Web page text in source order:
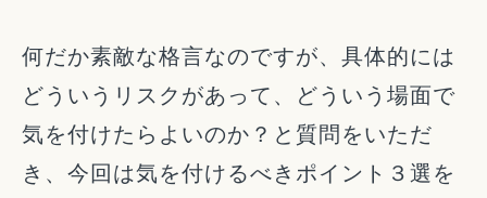
何だか素敵な格言なのですが、具体的には
どういうリスクがあって、どういう場面で
気を付けたらよいのか？と質問をいただ
き、今回は気を付けるべきポイント３選を